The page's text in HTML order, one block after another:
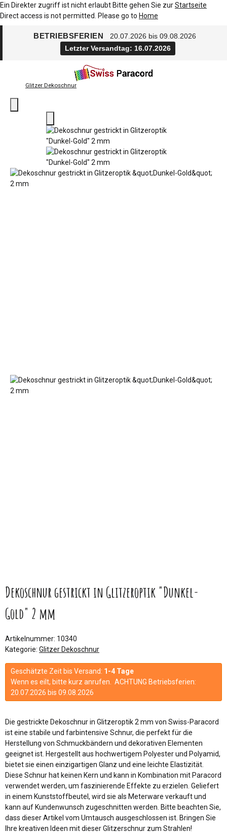
Ein Direkter zugriff ist nicht erlaubt Bitte gehen Sie zurStartseite
Direct access is not permitted. Please go to Home
BETRIEBSFERIEN
20.07.2026 bis 09.08.2026
Letzter Versandtag: 16.07.2026
Glitzer Dekoschnur
Dekoschnur gestrickt in Glitzeroptik "Dunkel-
Gold" 2 mm
Artikelnummer: 10340
Kategorie: Glitzer Dekoschnur
Geschätzte Zeit bis Versand: 1-4 Tage
Wenn es eilt, bitte kurz anrufen. ACHTUNG Betriebsferien:
20.07.2026 bis 09.08.2026
Die gestrickte Dekoschnur in Glitzeroptik 2 mm von Swiss-Paracord
ist eine stabile und farbintensive Schnur, die perfekt für die
Herstellung von Schmuckbändern und dekorativen Elementen
geeignet ist. Hergestellt aus hochwertigem Polyester und Polyamid,
bietet sie einen einzigartigen Glanz und eine leichte Elastizität.
Diese Schnur hat keinen Kern und kann in Kombination mit Paracord
verwendet werden, um faszinierende Effekte zu erzielen. Geliefert
in einem Kunststoffbeutel, wird sie als Meterware verkauft und
kann auf Kundenwunsch zugeschnitten werden. Bitte beachten Sie,
dass dieser Artikel vom Umtausch ausgeschlossen ist. Bringen Sie
Ihre kreativen Ideen mit dieser Glitzerschnur zum Strahlen!